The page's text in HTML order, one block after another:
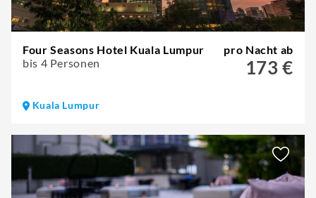
Four Seasons Hotel Kuala Lumpur
bis 4 Personen
pro Nacht ab
173 €
Kuala Lumpur